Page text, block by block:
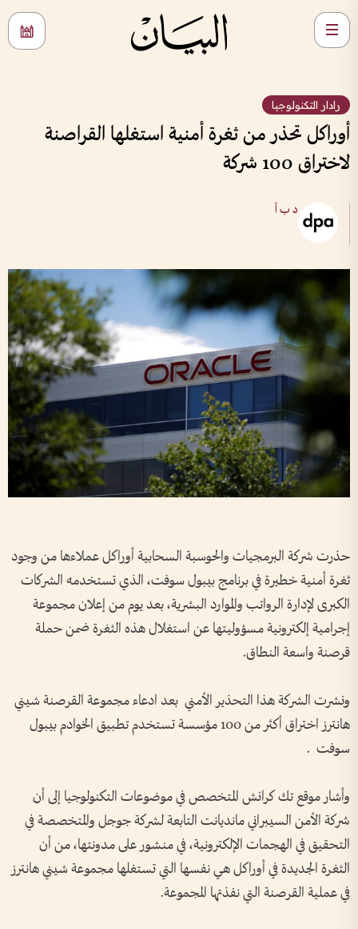
رادار التكنولوجيا
أوراكل تحذر من ثغرة أمنية استغلها القراصنة
لاختراق 100 شركة
د ب أ
حذرت شركة البرمجيات والحوسبة السحابية أوراكل عملاءها من وجود
ثغرة أمنية خطيرة في برنامج بيبول سوفت، الذي تستخدمه الشركات
الكبرى لإدارة الرواتب والموارد البشرية، بعد يوم من إعلان مجموعة
إجرامية إلكترونية مسؤوليتها عن استغلال هذه الثغرة ضمن حملة
قرصنة واسعة النطاق.
ونشرت الشركة هذا التحذير الأمني ​​ بعد ادعاء مجموعة القرصنة شيني
هانترز اختراق أكثر من 100 مؤسسة تستخدم تطبيق الخوادم بيبول
سوفت .
وأشار موقع تك كرانش المتخصص في موضوعات التكنولوجيا إلى أن
شركة الأمن السيبراني مانديانت التابعة لشركة جوجل والمتخصصة في
التحقيق في الهجمات الإلكترونية، في منشور على مدونتها، من أن
الثغرة الجديدة في أوراكل هي نفسها التي تستغلها مجموعة شيني هانترز
في عملية القرصنة التي نفذتها المجموعة.